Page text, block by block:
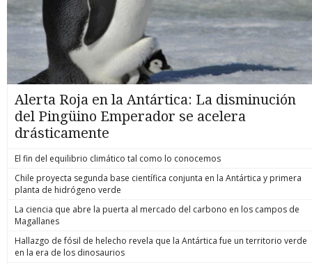
Alerta Roja en la Antártica: La disminución
del Pingüino Emperador se acelera
drásticamente
El fin del equilibrio climático tal como lo conocemos
Chile proyecta segunda base científica conjunta en la Antártica y primera
planta de hidrógeno verde
La ciencia que abre la puerta al mercado del carbono en los campos de
Magallanes
Hallazgo de fósil de helecho revela que la Antártica fue un territorio verde
en la era de los dinosaurios